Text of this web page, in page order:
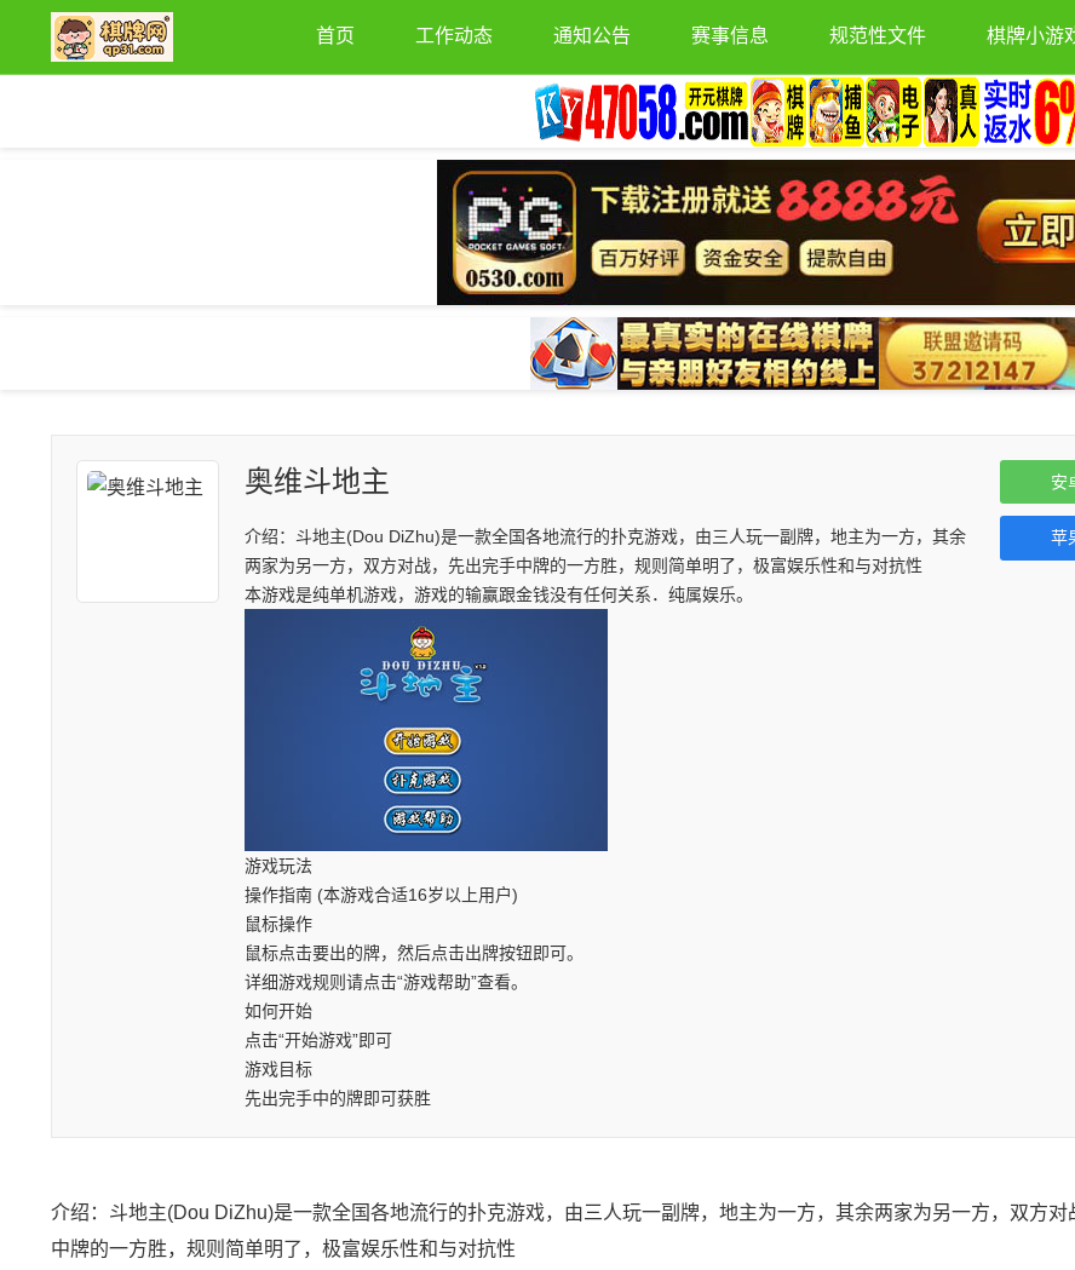
首页 工作动态 通知公告 赛事信息 规范性文件 棋牌小游
奥维斗地主
介绍：斗地主(Dou DiZhu)是一款全国各地流行的扑克游戏，由三人玩一副牌，地主为一方，其余
两家为另一方，双方对战，先出完手中牌的一方胜，规则简单明了，极富娱乐性和与对抗性
本游戏是纯单机游戏，游戏的输赢跟金钱没有任何关系．纯属娱乐。
游戏玩法
操作指南 (本游戏合适16岁以上用户)
鼠标操作
鼠标点击要出的牌，然后点击出牌按钮即可。
详细游戏规则请点击“游戏帮助”查看。
如何开始
点击“开始游戏”即可
游戏目标
先出完手中的牌即可获胜
安
苹
介绍：斗地主(Dou DiZhu)是一款全国各地流行的扑克游戏，由三人玩一副牌，地主为一方，其余两家为另一方，双方对
中牌的一方胜，规则简单明了，极富娱乐性和与对抗性